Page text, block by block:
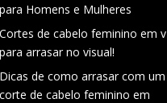
para Homens e Mulheres
Cortes de cabelo feminino em v
para arrasar no visual!
Dicas de como arrasar com um
corte de cabelo feminino em